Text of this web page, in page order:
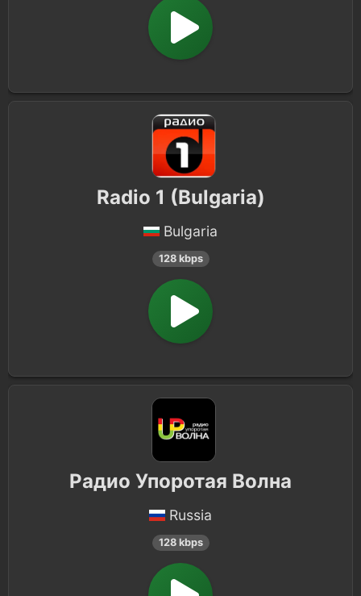
Radio 1 (Bulgaria)
Bulgaria
128 kbps
Радио Упоротая Волна
Russia
128 kbps